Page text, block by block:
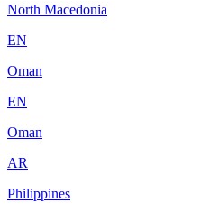
North Macedonia
EN
Oman
EN
Oman
AR
Philippines